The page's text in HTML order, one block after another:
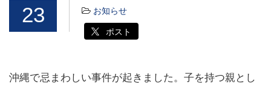
23 お知らせ
ポスト
沖縄で忌まわしい事件が起きました。子を持つ親とし